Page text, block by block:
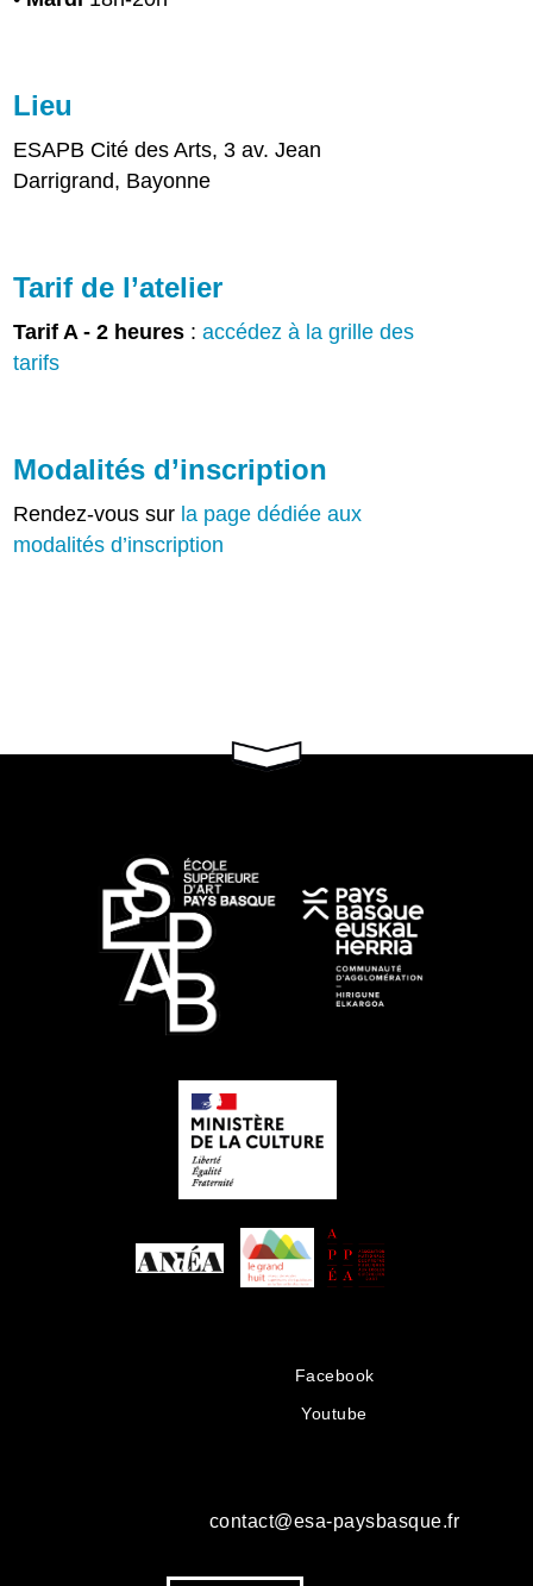
Lieu
ESAPB Cité des Arts, 3 av. Jean
Darrigrand, Bayonne
Tarif de l’atelier
Tarif A - 2 heures :accédez à la grille des
tarifs
Modalités d’inscription
Rendez-vous sur la page dédiée aux
modalités d’inscription
Facebook
Youtube
contact@esa-paysbasque.fr